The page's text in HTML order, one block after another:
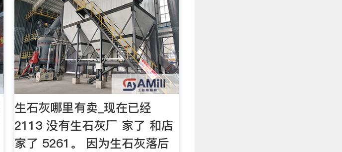
生石灰哪里有卖_现在已经
2113 没有生石灰厂 家了 和店
家了 5261。 因为生石灰落后